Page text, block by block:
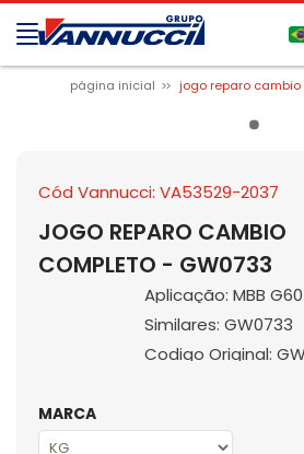
página inicial jogo reparo
Cód Vannucci: VA53529-2037
JOGO REPARO CAMBIO
COMPLETO - GW0733
Aplicação: MBB
Similares: GW0733
Codigo Original:
MARCA